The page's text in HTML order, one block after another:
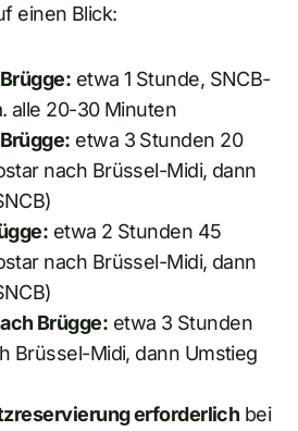
einen Blick:
etwa 1 Stunde, SNCB-
alle 20-30 Minuten
etwa 3 Stunden 20
nach Brüssel-Midi, dann
etwa 2 Stunden 45
nach Brüssel-Midi, dann
Brügge: etwa 3 Stunden
Brüssel-Midi, dann Umstieg
erforderlich bei